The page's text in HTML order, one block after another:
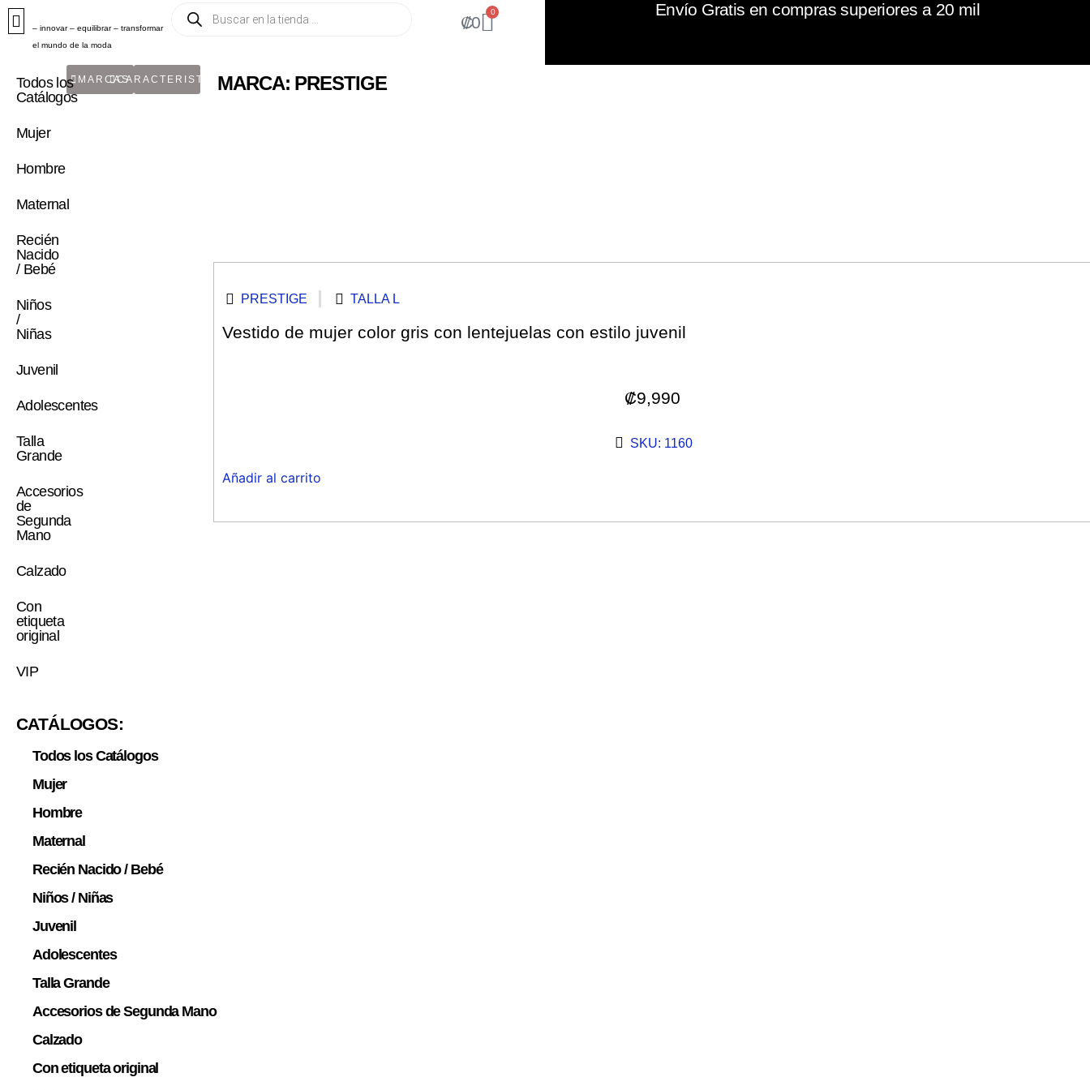
– innovar – equilibrar – transformar
el mundo de la moda
₡0
0 Envío Gratis en compras superiores a 20 mil
Todos los
Catálogos
Mujer
Hombre
Maternal
Recién
Nacido
/ Bebé
Niños
/
Niñas
Juvenil
Adolescentes
Talla
Grande
Accesorios
de
Segunda
Mano
Calzado
Con
etiqueta
original
VIP
MARCASCARACTERISTICAMARCA: PRESTIGE
PRESTIGE TALLA L
Vestido de mujer color gris con lentejuelas con estilo juvenil
₡9,990
SKU: 1160
Añadir al carrito
CATÁLOGOS:
Todos los Catálogos
Mujer
Hombre
Maternal
Recién Nacido / Bebé
Niños / Niñas
Juvenil
Adolescentes
Talla Grande
Accesorios de Segunda Mano
Calzado
Con etiqueta original